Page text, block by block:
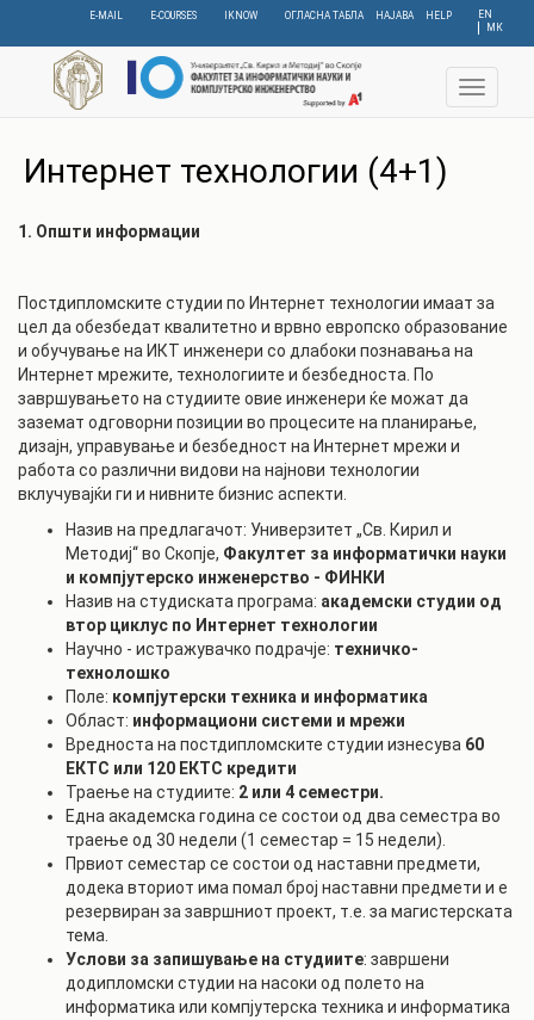
content
EN
МК
E-MAIL E-COURSES IKNOW ОГЛАСНА ТАБЛА НАЈАВА HELP
Toggle
Интернет технологии (4+1)
1. Општи информации
Постдипломските студии по Интернет технологии имаат за
цел да обезбедат квалитетно и врвно европско образование
и обучување на ИКТ инженери со длабоки познавања на
Интернет мрежите, технологиите и безбедноста. По
завршувањето на студиите овие инженери ќе можат да
заземат одговорни позиции во процесите на планирање,
дизајн, управување и безбедност на Интернет мрежи и
работа со различни видови на најнови технологии
вклучувајќи ги и нивните бизнис аспекти.
Назив на предлагачот: Универзитет „Св. Кирил и
Методиј“ во Скопје, Факултет за информатички науки
и компјутерско инженерство - ФИНКИ
Назив на студиската програма: академски студии од
втор циклус по Интернет технологии
Научно - истражувачко подрачје: техничко-
технолошко
Поле: компјутерски техника и информатика
Област: информациони системи и мрежи
Вредноста на постдипломските студии изнесува 60
ЕКТС или 120 ЕКТС кредити
Траење на студиите: 2 или 4 семестри.
Една академска година се состои од два семестра во
траење од 30 недели (1 семестар = 15 недели).
Првиот семестар се состои од наставни предмети,
додека вториот има помал број наставни предмети и е
резервиран за завршниот проект, т.е. за магистерската
тема.
Услови за запишување на студиите: завршени
додипломски студии на насоки од полето на
информатика или компјутерска техника и информатика